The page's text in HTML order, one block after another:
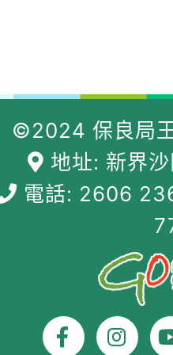
©2024 保良局
地址: 新界
電話: 2606